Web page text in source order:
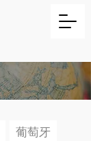
葡萄牙